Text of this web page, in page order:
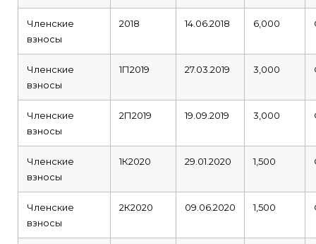
Членские
взносы
2018 14.06.2018 6,000
Членские
взносы
1П2019 27.03.2019 3,000
Членские
взносы
2П2019 19.09.2019 3,000
Членские
взносы
1К2020 29.01.2020 1,500
Членские
взносы
2К2020 09.06.2020 1,500